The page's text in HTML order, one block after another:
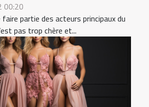
00:20
faire partie des acteurs principaux du
pas trop chère et...